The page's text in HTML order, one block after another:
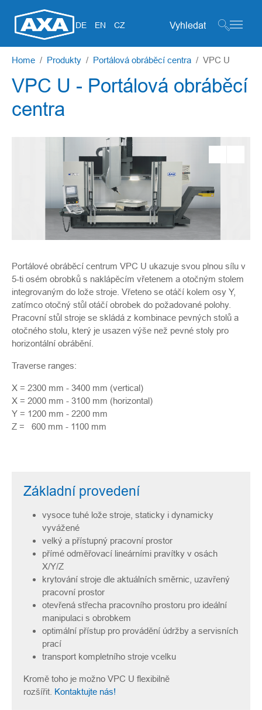
DE EN CZ Search form
Home Produkty Portálová obráběcí centra VPC U
VPC U - Portálová obráběcí
centra
Portálové obráběcí centrum VPC U ukazuje svou plnou sílu v
5-ti osém obrobků s naklápěcím vřetenem a otočným stolem
integrovaným do lože stroje. Vřeteno se otáčí kolem osy Y,
zatímco otočný stůl otáčí obrobek do požadované polohy.
Pracovní stůl stroje se skládá z kombinace pevných stolů a
otočného stolu, který je usazen výše než pevné stoly pro
horizontální obrábění.
Traverse ranges:
X = 2300 mm - 3400 mm (vertical)
X = 2000 mm - 3100 mm (horizontal)
Y = 1200 mm - 2200 mm
Z = 600 mm - 1100 mm
Základní provedení
vysoce tuhé lože stroje, staticky i dynamicky
vyvážené
velký a přístupný pracovní prostor
přímé odměřovací lineárními pravítky v osách
X/Y/Z
krytování stroje dle aktuálních směrnic, uzavřený
pracovní prostor
otevřená střecha pracovního prostoru pro ideální
manipulaci s obrobkem
optimální přístup pro provádění údržby a servisních
prací
transport kompletního stroje vcelku
Kromě toho je možno VPC U flexibilně
rozšířit. Kontaktujte nás!